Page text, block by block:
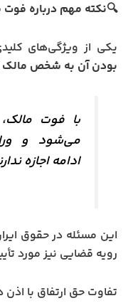
🔍نکته مهم درباره فوت
یکی از ویژگی‌های
بودن آن به شخص
با فوت
می‌شود و
ادامه اجازه
این مسئله در حقوق
رویه قضایی نیز مورد
تفاوت حق ارتفاق با اذن